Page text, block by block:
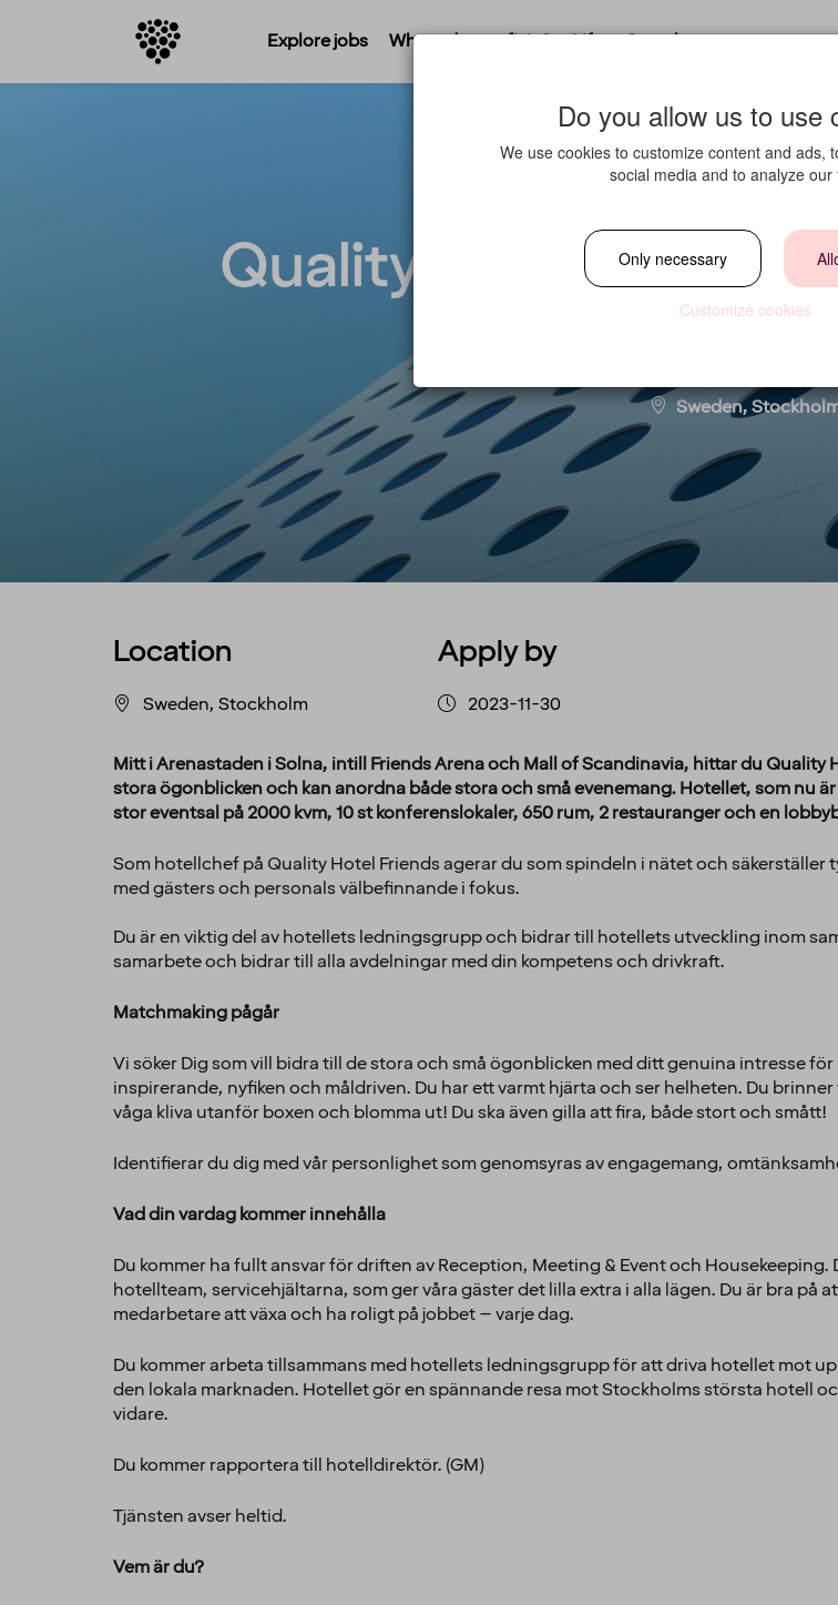
Explore jobs Where do you fit in? Life at Strawberry
Quality Hotel Friends
Sweden,
Location
Sweden, Stockholm
Apply by
2023-11-30
Mitt i Arenastaden i Solna, intill Friends Arena och Mall of Scandinavia, hittar du Quality
stora ögonblicken och kan anordna både stora och små evenemang. Hotellet, som nu
stor eventsal på 2000 kvm, 10 st konferenslokaler, 650 rum, 2 restauranger och en
Som hotellchef på Quality Hotel Friends agerar du som spindeln i nätet och
med gästers och personals välbefinnande i fokus.
Du är en viktig del av hotellets ledningsgrupp och bidrar till hotellets utveckling inom
samarbete och bidrar till alla avdelningar med din kompetens och drivkraft.
Matchmaking pågår
Vi söker Dig som vill bidra till de stora och små ögonblicken med ditt genuina intresse
inspirerande, nyfiken och måldriven. Du har ett varmt hjärta och ser helheten. Du
våga kliva utanför boxen och blomma ut! Du ska även gilla att fira, både stort och smått!
Identifierar du dig med vår personlighet som genomsyras av engagemang,
Vad din vardag kommer innehålla
Du kommer ha fullt ansvar för driften av Reception, Meeting & Event och Housekeeping.
hotellteam, servicehjältarna, som ger våra gäster det lilla extra i alla lägen. Du är bra
medarbetare att växa och ha roligt på jobbet – varje dag.
Du kommer arbeta tillsammans med hotellets ledningsgrupp för att driva hotellet mot
den lokala marknaden. Hotellet gör en spännande resa mot Stockholms största hotell
vidare.
Du kommer rapportera till hotelldirektör. (GM)
Tjänsten avser heltid.
Vem är du?
Do you allow us to use
We use cookies to customize content and ads,
social media and to analyze our
Only necessary
Customize cookies